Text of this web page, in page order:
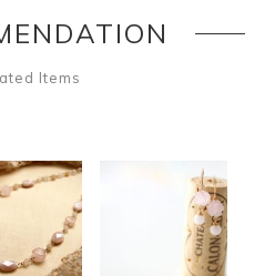
Items